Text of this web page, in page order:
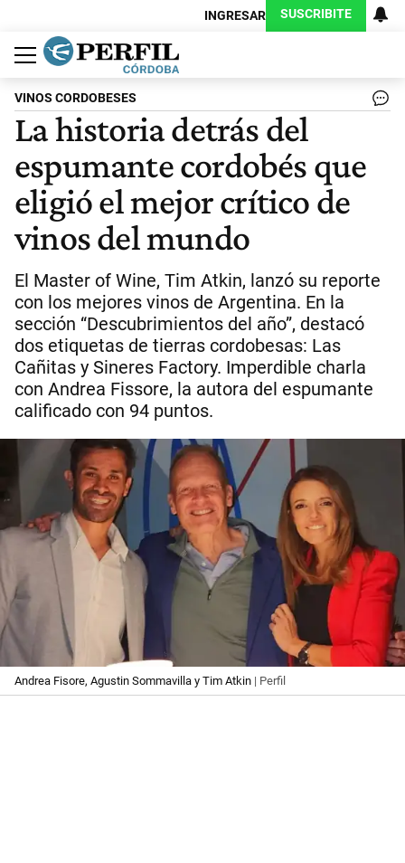
INGRESAR SUSCRIBITE
Política
Economía
Judiciales
Sociedad
Cultura
Espectáculos
Deportes
Protagonistas
VINOS CORDOBESES
La historia detrás del
espumante cordobés que
eligió el mejor crítico de
vinos del mundo
El Master of Wine, Tim Atkin, lanzó su reporte
con los mejores vinos de Argentina. En la
sección “Descubrimientos del año”, destacó
dos etiquetas de tierras cordobesas: Las
Cañitas y Sineres Factory. Imperdible charla
con Andrea Fissore, la autora del espumante
calificado con 94 puntos.
Andrea Fisore, Agustin Sommavilla y Tim Atkin | Perfil